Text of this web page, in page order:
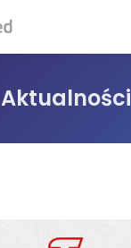
Aktualności